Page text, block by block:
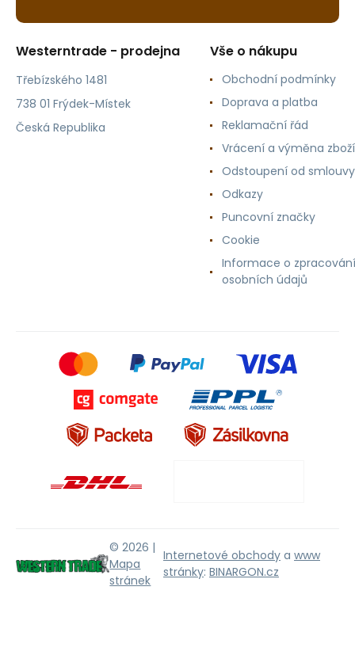
Westerntrade - prodejna
Třebízského 1481
738 01 Frýdek-Místek
Česká Republika
Vše o nákupu
Obchodní podmínky
Doprava a platba
Reklamační řád
Vrácení a výměna zboží
Odstoupení od smlouvy
Odkazy
Puncovní značky
Cookie
Informace o zpracování
osobních údajů
© 2026 |
Mapa
stránek
Internetové obchody a www
stránky: BINARGON.cz